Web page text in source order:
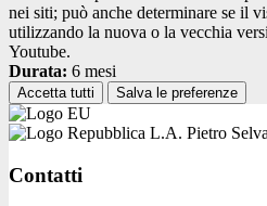
nei siti; può anche determinare se il
utilizzando la nuova o la vecchia
Youtube.
Durata: 6 mesi
Accetta tutti Salva le preferenze
L.A. Pietro
Contatti